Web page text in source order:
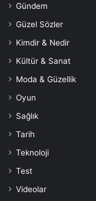
Gündem
Güzel Sözler
Kimdir & Nedir
Kültür & Sanat
Moda & Güzellik
Oyun
Sağlık
Tarih
Teknoloji
Test
Videolar